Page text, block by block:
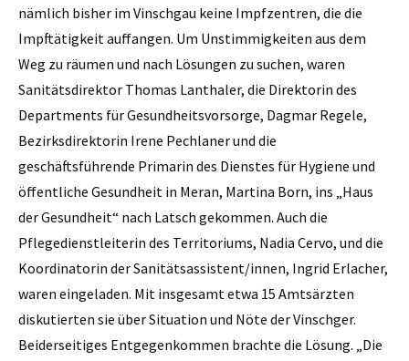
nämlich bisher im Vinschgau keine Impfzentren, die die
Impftätigkeit auffangen. Um Unstimmigkeiten aus dem
Weg zu räumen und nach Lösungen zu suchen, waren
Sanitätsdirektor Thomas Lanthaler, die Direktorin des
Departments für Gesundheitsvorsorge, Dagmar Regele,
Bezirksdirektorin Irene Pechlaner und die
geschäftsführende Primarin des Dienstes für Hygiene und
öffentliche Gesundheit in Meran, Martina Born, ins „Haus
der Gesundheit“ nach Latsch gekommen. Auch die
Pflegedienstleiterin des Territoriums, Nadia Cervo, und die
Koordinatorin der Sanitätsassistent/innen, Ingrid Erlacher,
waren eingeladen. Mit insgesamt etwa 15 Amtsärzten
diskutierten sie über Situation und Nöte der Vinschger.
Beiderseitiges Entgegenkommen brachte die Lösung. „Die